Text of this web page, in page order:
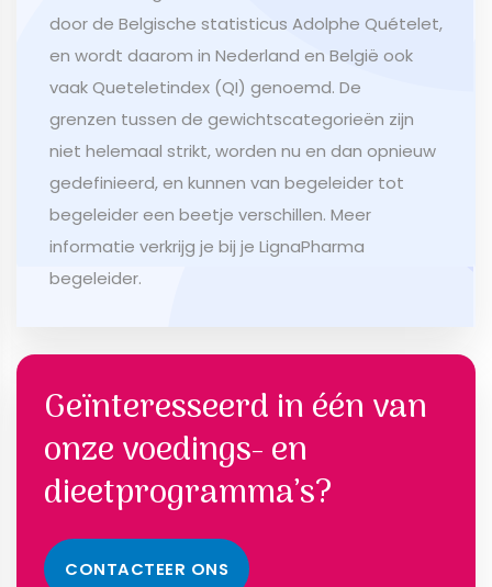
door de Belgische statisticus Adolphe Quételet,
en wordt daarom in Nederland en België ook
vaak Queteletindex (QI) genoemd. De
grenzen tussen de gewichtscategorieën zijn
niet helemaal strikt, worden nu en dan opnieuw
gedefinieerd, en kunnen van begeleider tot
begeleider een beetje verschillen. Meer
informatie verkrijg je bij je LignaPharma
begeleider.
Geïnteresseerd in één van
onze voedings- en
dieetprogramma’s?
CONTACTEER ONS